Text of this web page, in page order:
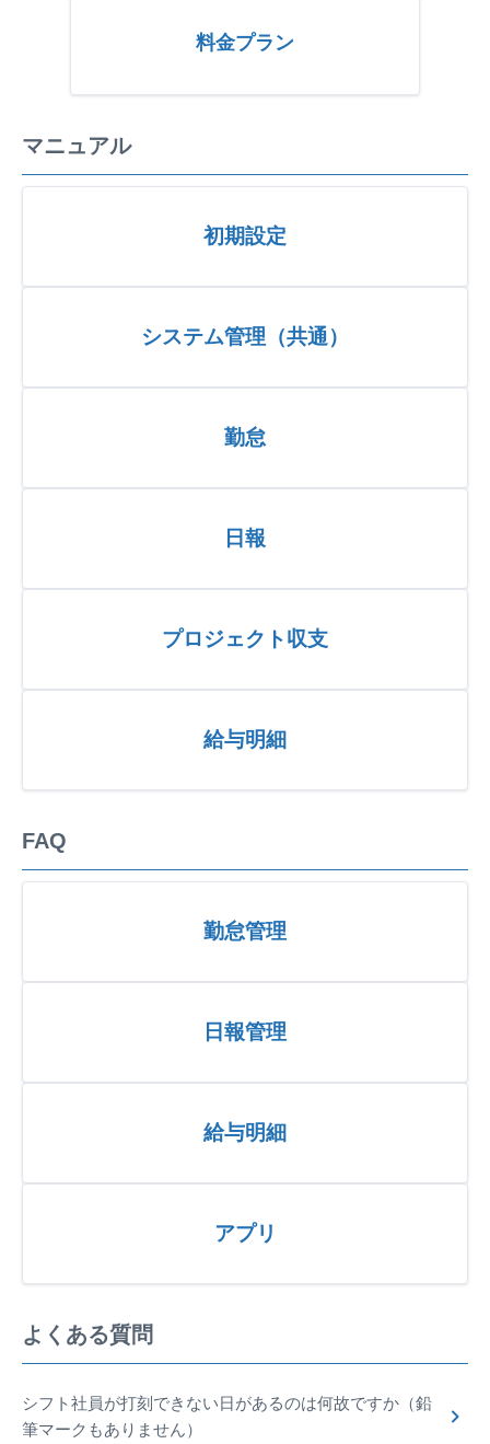
料金プラン
マニュアル
初期設定
システム管理（共通）
勤怠
日報
プロジェクト収支
給与明細
FAQ
勤怠管理
日報管理
給与明細
アプリ
よくある質問
シフト社員が打刻できない日があるのは何故ですか（鉛
筆マークもありません）